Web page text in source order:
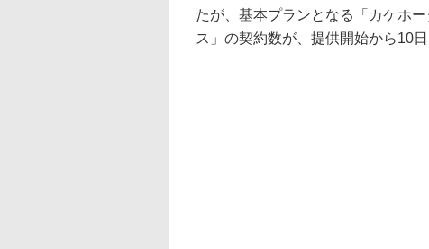
たが、基本プランとなる「カケホ
ス」の契約数が、提供開始から10